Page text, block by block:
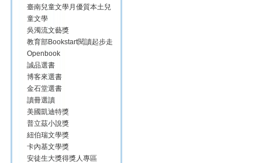
臺南兒童文學月優質本土兒
童文學
吳濁流文藝獎
教育部Bookstart閱讀起步走
Openbook
誠品選書
博客來選書
金石堂選書
讀冊選讀
美國凱迪特獎
普立茲小說獎
紐伯瑞文學獎
卡內基文學獎
安徒生大獎得獎人專區